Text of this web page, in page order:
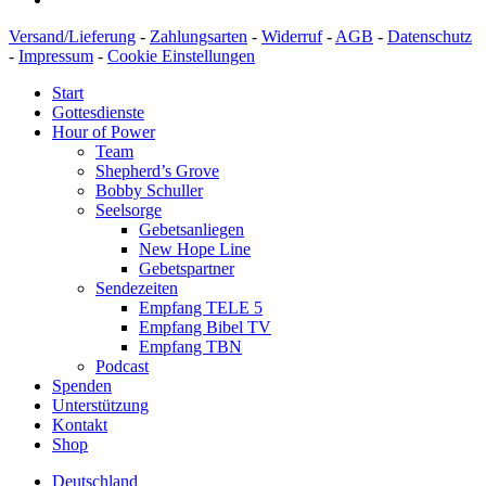
Versand/Lieferung - Zahlungsarten - Widerruf- AGB - Datenschutz
- Impressum - Cookie Einstellungen
Start
Gottesdienste
Hour of Power
Team
Shepherd’s Grove
Bobby Schuller
Seelsorge
Gebetsanliegen
New Hope Line
Gebetspartner
Sendezeiten
Empfang TELE 5
Empfang Bibel TV
Empfang TBN
Podcast
Spenden
Unterstützung
Kontakt
Shop
Deutschland